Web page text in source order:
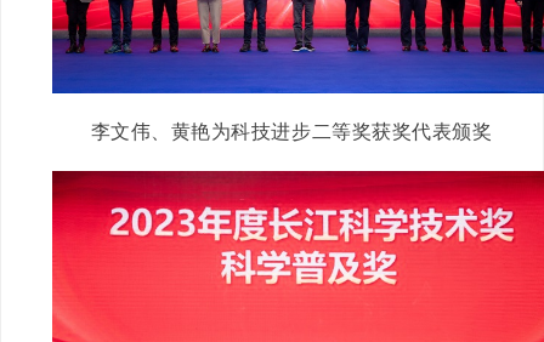
李文伟、黄艳为科技进步二等奖获奖代表颁奖